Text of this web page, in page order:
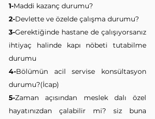
1-Maddi kazanç durumu?
2-Devlette ve özelde çalışma durumu?
3-Gerektiğinde hastane de çalışıyorsanız
ihtiyaç halinde kapı nöbeti tutabilme
durumu
4-Bölümün acil servise konsültasyon
durumu?(İcap)
5-Zaman açısından meslek dalı özel
hayatınızdan çalabilir mi? siz buna